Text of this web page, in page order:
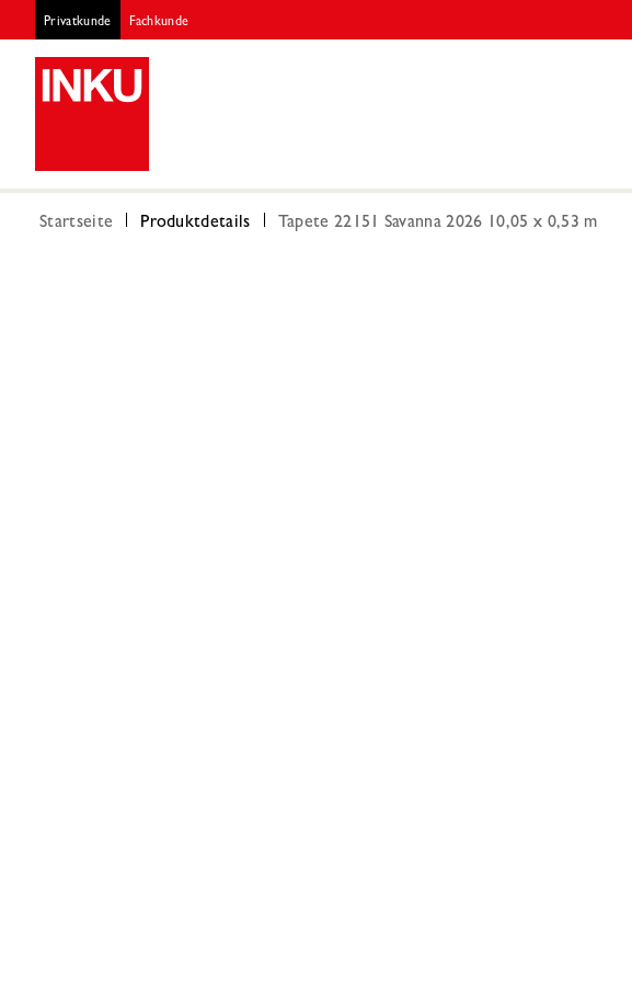
Privatkunde Fachkunde
Startseite Produktdetails Tapete 22151 Savanna 2026 10,05 x 0,53 m